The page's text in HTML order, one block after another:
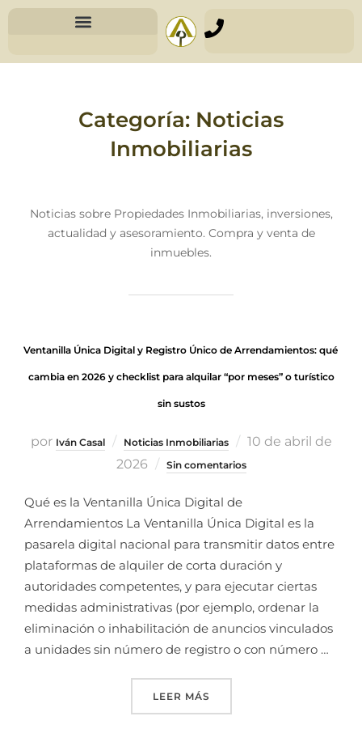
Categoría: Noticias
Inmobiliarias
Noticias sobre Propiedades Inmobiliarias, inversiones,
actualidad y asesoramiento. Compra y venta de
inmuebles.
Ventanilla Única Digital y Registro Único de Arrendamientos: qué
cambia en 2026 y checklist para alquilar “por meses” o turístico
sin sustos
por Iván Casal Noticias Inmobiliarias
10 de abril de
2026
Sin comentarios
Qué es la Ventanilla Única Digital de
Arrendamientos La Ventanilla Única Digital es la
pasarela digital nacional para transmitir datos entre
plataformas de alquiler de corta duración y
autoridades competentes, y para ejecutar ciertas
medidas administrativas (por ejemplo, ordenar la
eliminación o inhabilitación de anuncios vinculados
a unidades sin número de registro o con número …
LEER MÁS